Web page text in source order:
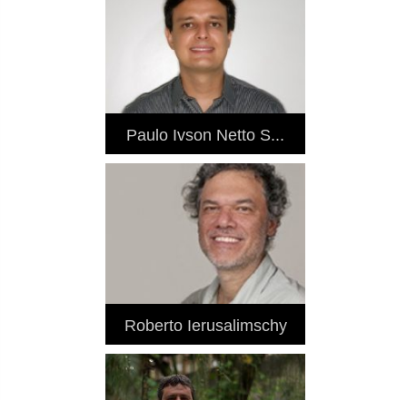
Paulo Ivson Netto S...
Roberto Ierusalimschy